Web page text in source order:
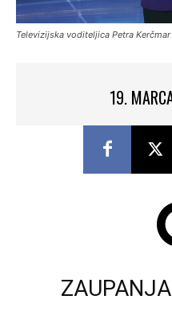
Televizijska voditeljica Petra
19.